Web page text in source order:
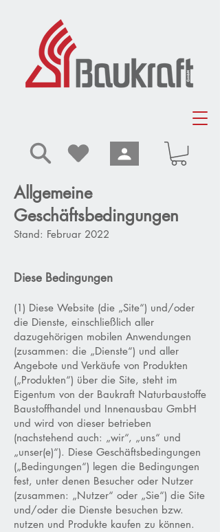
Allgemeine
Geschäftsbedingungen
Stand: Februar 2022
Diese Bedingungen
(1) Diese Website (die „Site“) und/oder
die Dienste, einschließlich aller
dazugehörigen mobilen Anwendungen
(zusammen: die „Dienste“) und aller
Angebote und Verkäufe von Produkten
(„Produkten“) über die Site, steht im
Eigentum von der Baukraft Naturbaustoffe
Baustoffhandel und Innenausbau GmbH
und wird von dieser betrieben
(nachstehend auch: „wir“, „uns“ und
„unser(e)“). Diese Geschäftsbedingungen
(„Bedingungen“) legen die Bedingungen
fest, unter denen Besucher oder Nutzer
(zusammen: „Nutzer“ oder „Sie“) die Site
und/oder die Dienste besuchen bzw.
nutzen und Produkte kaufen zu können.